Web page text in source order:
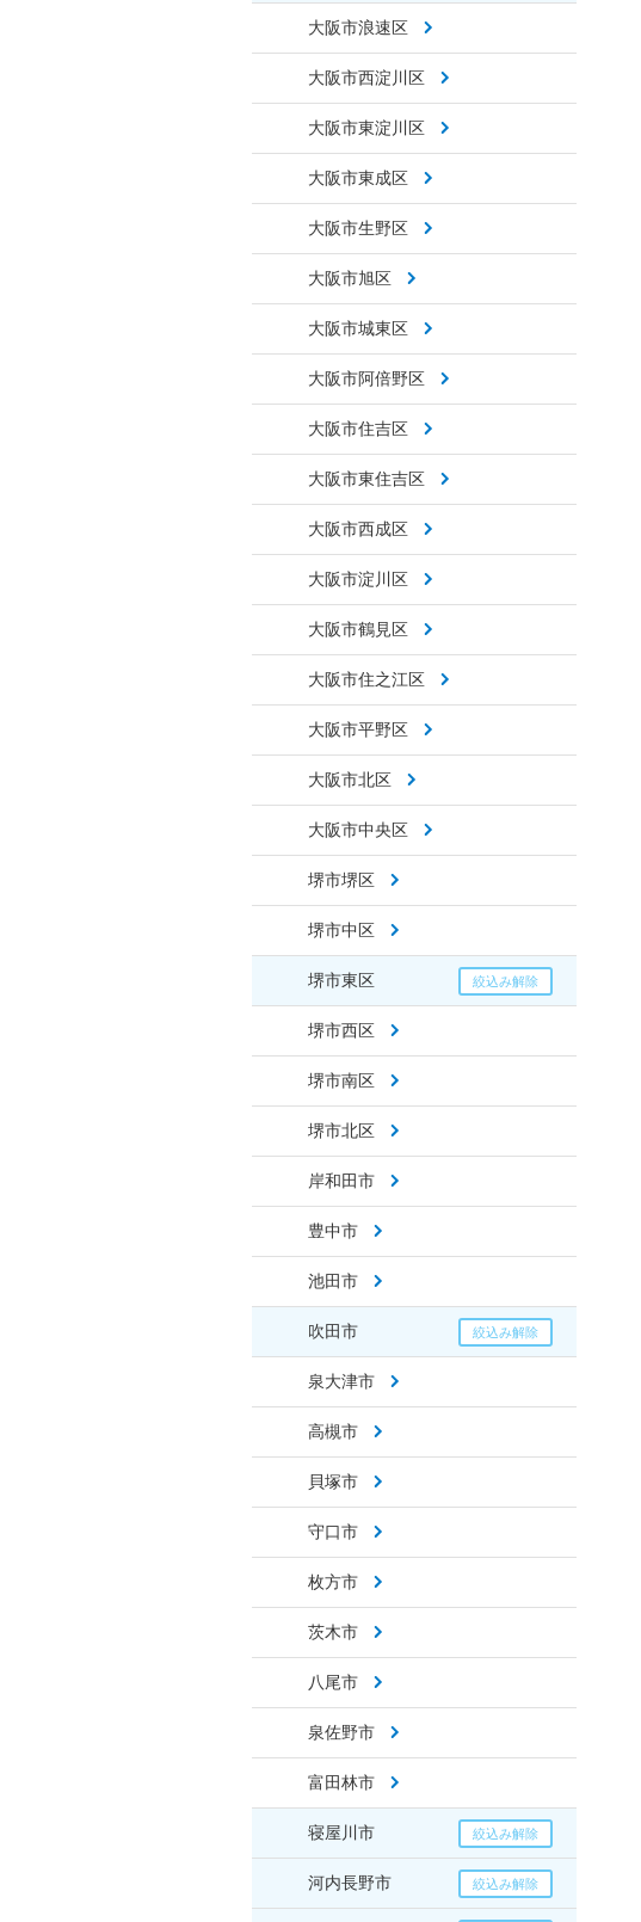
大阪市浪速区
大阪市西淀川区
大阪市東淀川区
大阪市東成区
大阪市生野区
大阪市旭区
大阪市城東区
大阪市阿倍野区
大阪市住吉区
大阪市東住吉区
大阪市西成区
大阪市淀川区
大阪市鶴見区
大阪市住之江区
大阪市平野区
大阪市北区
大阪市中央区
堺市堺区
堺市中区
堺市東区
堺市西区
堺市南区
堺市北区
岸和田市
豊中市
池田市
吹田市
泉大津市
高槻市
貝塚市
守口市
枚方市
茨木市
八尾市
泉佐野市
富田林市
寝屋川市
河内長野市